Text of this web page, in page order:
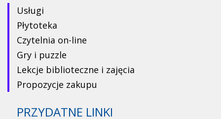
Usługi
Płytoteka
Czytelnia on-line
Gry i puzzle
Lekcje biblioteczne i zajęcia
Propozycje zakupu
PRZYDATNE LINKI